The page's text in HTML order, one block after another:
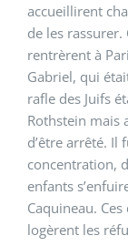
accueillirent
de les
rentrèrent à
Gabriel, qui
rafle des Juifs
Rothstein mais
d’être arrêté. Il
concentration,
enfants
Caquineau.
logèrent les